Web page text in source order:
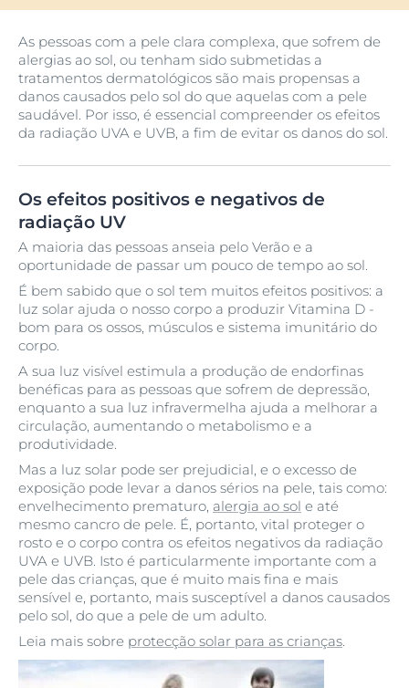
As pessoas com a pele clara complexa, que sofrem de
alergias ao sol, ou tenham sido submetidas a
tratamentos dermatológicos são mais propensas a
danos causados ​​pelo sol do que aquelas com a pele
saudável. Por isso, é essencial compreender os efeitos
da radiação UVA e UVB, a fim de evitar os danos do sol.
Os efeitos positivos e negativos de
radiação UV
A maioria das pessoas anseia pelo Verão e a
oportunidade de passar um pouco de tempo ao sol.
É bem sabido que o sol tem muitos efeitos positivos: a
luz solar ajuda o nosso corpo a produzir Vitamina D -
bom para os ossos, músculos e sistema imunitário do
corpo.
A sua luz visível estimula a produção de endorfinas
benéficas para as pessoas que sofrem de depressão,
enquanto a sua luz infravermelha ajuda a melhorar a
circulação, aumentando o metabolismo e a
produtividade.
Mas a luz solar pode ser prejudicial, e o excesso de
exposição pode levar a danos sérios na pele, tais como:
envelhecimento prematuro, alergia ao sol e até
mesmo cancro de pele. É, portanto, vital proteger o
rosto e o corpo contra os efeitos negativos da radiação
UVA e UVB. Isto é particularmente importante com a
pele das crianças, que é muito mais fina e mais
sensível e, portanto, mais susceptível a danos causados
​​pelo sol, do que a pele de um adulto.
Leia mais sobre protecção solar para as crianças.